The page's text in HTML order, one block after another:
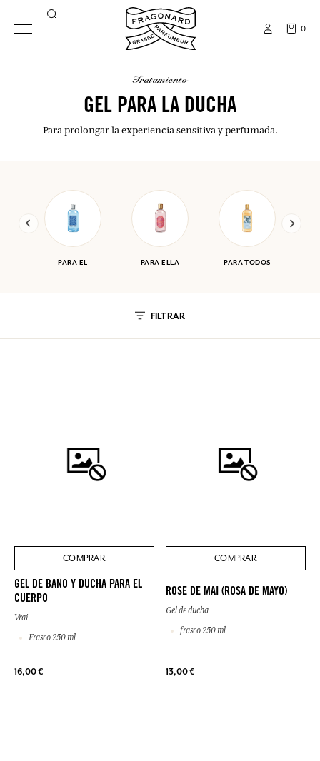
0
tratamiento
GEL PARA LA DUCHA
Para prolongar la experiencia sensitiva y perfumada.
PARA EL PARA ELLA PARA TODOS
FILTRAR
COMPRAR
GEL DE BAÑO Y DUCHA PARA EL
CUERPO
Vrai
Frasco 250 ml
16,00 €
COMPRAR
ROSE DE MAI (ROSA DE MAYO)
Gel de ducha
frasco 250 ml
13,00 €